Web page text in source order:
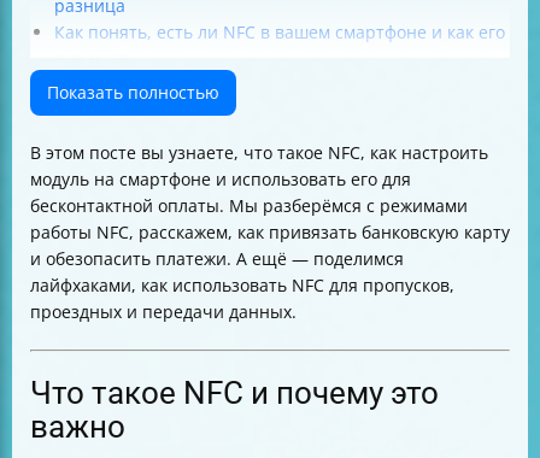
разница
Как понять, есть ли NFC в вашем смартфоне и как его
Приложения для бесконтактной оплаты и требования
к банковским картам
Безопасность — почему важна биометрия и пароль
Как платить в магазине через NFC
NFC для пропусков и проездных — как это работает
NFC-метки — что это и как использовать дома
Передача данных между устройствами через NFC
Безопасность NFC — токенизация и подтверждение
платежей
Примеры повседневного использования NFC
Частые вопросы и ответы
Итог
Показать полностью
В этом посте вы узнаете, что такое NFC, как настроить
модуль на смартфоне и использовать его для
бесконтактной оплаты. Мы разберёмся с режимами
работы NFC, расскажем, как привязать банковскую карту
и обезопасить платежи. А ещё — поделимся
лайфхаками, как использовать NFC для пропусков,
проездных и передачи данных.
Что такое NFC и почему это
важно